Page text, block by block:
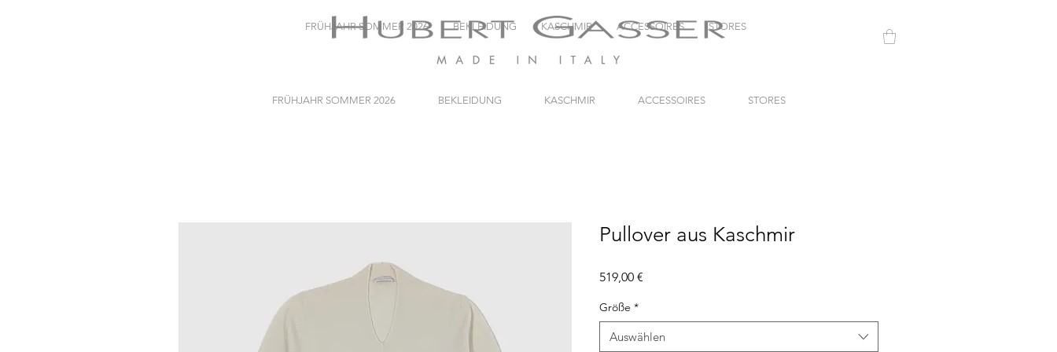
FRÜHJAHR SOMMER 2026 BEKLEIDUNG KASCHMIR ACCESSOIRES STORES
FRÜHJAHR SOMMER 2026 BEKLEIDUNG KASCHMIR ACCESSOIRES STORES
Pullover aus Kaschmir
519,00 €
Größe *
Auswählen